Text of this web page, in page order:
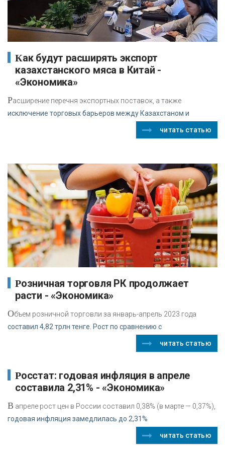
Как будут расширять экспорт
казахстанского мяса в Китай -
«Экономика»
Расширение перечня экспортных поставок, а также
исключение торговых барьеров между Казахстаном и
читать статью
Розничная торговля РК продолжает
расти - «Экономика»
Объем розничной торговли за январь-апрель 2023 года
составил 4,82 трлн тенге. Рост по сравнению с
читать статью
Росстат: годовая инфляция в апреле
составила 2,31% - «Экономика»
В апреле рост цен в России составил 0,38% (в марте — 0,37%),
годовая инфляция замедлилась до 2,31%
читать статью